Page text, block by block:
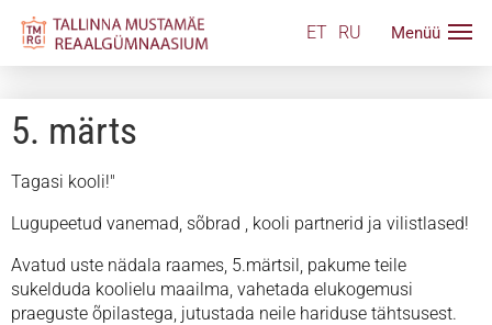
ET RU
5. märts
Tagasi kooli!"
Lugupeetud vanemad, sõbrad , kooli partnerid ja vilistlased!
Avatud uste nädala raames, 5.märtsil, pakume teile
sukelduda koolielu maailma, vahetada elukogemusi
praeguste õpilastega, jutustada neile hariduse tähtsusest.